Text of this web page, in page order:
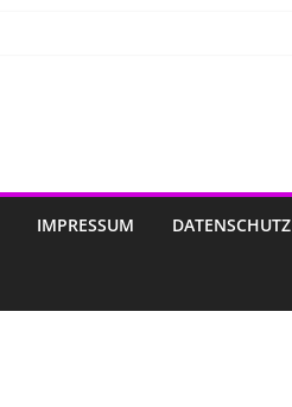
IMPRESSUM DATENSCHUTZ